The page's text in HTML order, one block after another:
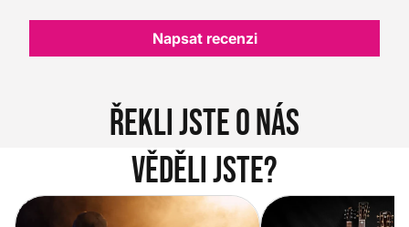
Napsat recenzi
Řekli jste o nás
Věděli jste?
Vítejte na novém e-shopu Music
Jak vybrat